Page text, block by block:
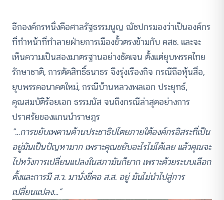
อีกองค์กรหนึ่งคือศาลรัฐธรรมนูญ ณัชปกรมองว่าเป็นองค์กร
ที่ทำหน้าที่ทำลายฝ่ายการเมืองขั้วตรงข้ามกับ คสช. และจะ
เห็นความเป็นสองมาตรฐานอย่างชัดเจน ตั้งแต่ยุบพรรคไทย
รักษาชาติ, การตัดสิทธิ์ธนาธร จึงรุ่งเรืองกิจ กรณีถือหุ้นสื่อ,
ยุบพรรคอนาคตใหม่, กรณีบ้านหลวงพลเอก ประยุทธ์,
คุณสมบัติร้อยเอก ธรรมนัส จนถึงกรณีล่าสุดอย่างการ
ปราศรัยของแกนนำราษฎร
“…การขยับเพดานด้านประชาธิปไตยภายใต้องค์กรอิสระที่เป็น
อยู่มันเป็นปัญหามาก เพราะคุณขยับอะไรไม่ได้เลย แล้วคุณจะ
ไปหวังการเปลี่ยนแปลงในสภามันก็ยาก เพราะด้วยระบบเลือก
ตั้งและการมี ส.ว. มานั่งขี่คอ ส.ส. อยู่ มันไม่นำไปสู่การ
เปลี่ยนแปลง…”